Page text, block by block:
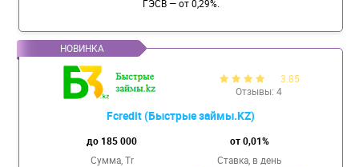
ГЭСВ — от 0,29%.
3.85
Отзывы: 4
Fcredit (Быстрые займы.KZ)
до 185 000
Сумма, Tr
от 0,01%
Ставка, в день